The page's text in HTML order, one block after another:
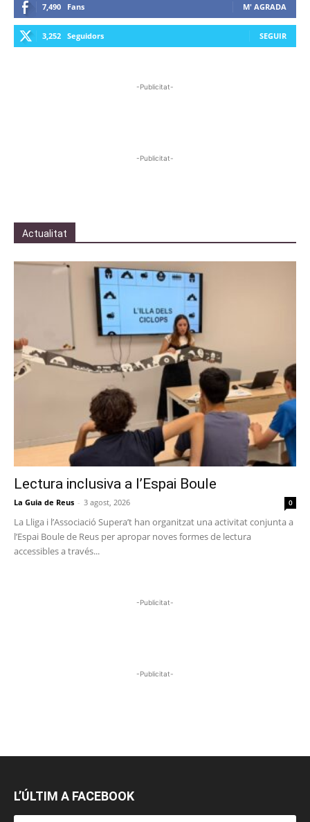
7,490 Fans M' AGRADA
3,252 Seguidors SEGUIR
-Publicitat-
-Publicitat-
Actualitat
Lectura inclusiva a l’Espai Boule
La Guia de Reus - 3 agost, 2026 0
La Lliga i l’Associació Supera’t han organitzat una activitat conjunta a
l’Espai Boule de Reus per apropar noves formes de lectura
accessibles a través...
-Publicitat-
-Publicitat-
L’ÚLTIM A FACEBOOK